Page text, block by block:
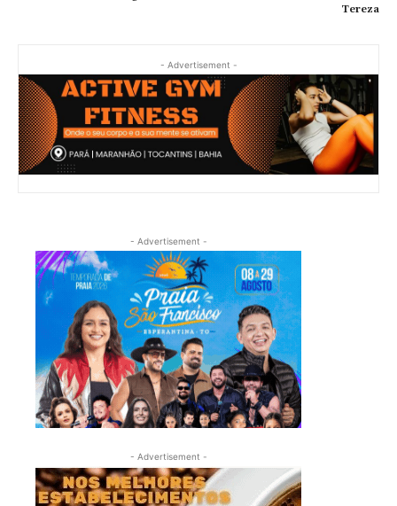
Tereza
- Advertisement -
- Advertisement -
- Advertisement -